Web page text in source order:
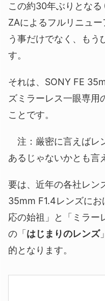
この約30年ぶりとな
ZAによるフルリニュ
う事だけでなく、もう
す。
それは、SONY FE
ズミラーレス一眼専用
ことです。
注：厳密に言えばレ
あるじゃないかとも言
要は、近年の各社レン
35mm F1.4レンズに
応の始祖」と「ミラー
の「 はじまりのレンズ
的となります。